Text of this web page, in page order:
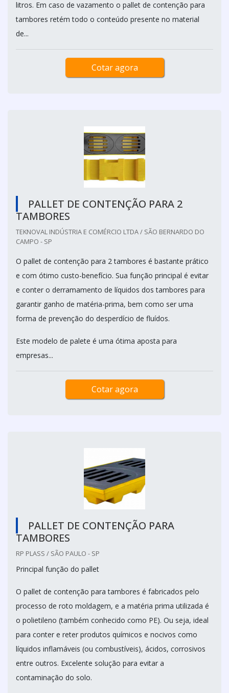
litros. Em caso de vazamento o pallet de contenção para
tambores retém todo o conteúdo presente no material
de...
Cotar agora
PALLET DE CONTENÇÃO PARA 2
TAMBORES
TEKNOVAL INDÚSTRIA E COMÉRCIO LTDA / SÃO BERNARDO DO
CAMPO - SP
O pallet de contenção para 2 tambores é bastante prático
e com ótimo custo-benefício. Sua função principal é evitar
e conter o derramamento de líquidos dos tambores para
garantir ganho de matéria-prima, bem como ser uma
forma de prevenção do desperdício de fluídos.
Este modelo de palete é uma ótima aposta para
empresas...
Cotar agora
PALLET DE CONTENÇÃO PARA
TAMBORES
RP PLASS / SÃO PAULO - SP
Principal função do pallet
O pallet de contenção para tambores é fabricados pelo
processo de roto moldagem, e a matéria prima utilizada é
o polietileno (também conhecido como PE). Ou seja, ideal
para conter e reter produtos químicos e nocivos como
líquidos inflamáveis (ou combustíveis), ácidos, corrosivos
entre outros. Excelente solução para evitar a
contaminação do solo.